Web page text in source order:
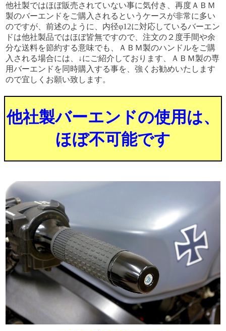
他社製ではほぼ販売されていない事に気付き、再度ＡＢＭ
製のバーエンドをご購入されるというケースが非常に多い
のですが、前述のように、内径φ12に対応しているバーエン
ドは他社製品ではほぼ皆無ですので、注文の２度手間や余
分な送料を節約する意味でも、ＡＢＭ製のハンドルをご購
入される場合には、↓にご紹介しております、ＡＢＭ製の専
用バーエンドを同時購入する事を、強くお勧めいたします
ので宜しくお願い致します。
他社製バーエンドの使用は、
ほぼ不可能です